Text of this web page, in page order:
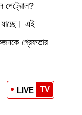
পেট্রোল?
যাচ্ছে। এই
গ্রেফতার
LIVE TV